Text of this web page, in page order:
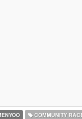
COMMUNITY